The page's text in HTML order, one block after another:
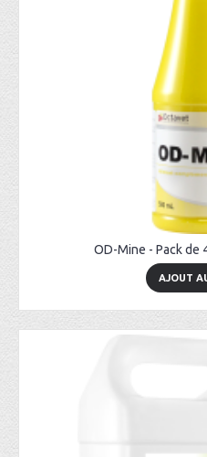
OD-Mine - Pack de
AJOUT